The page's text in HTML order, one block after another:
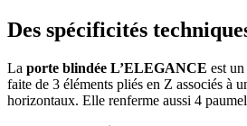
Des spécificités
La porte blindée L’ELEGANCE est
faite de 3 éléments pliés en Z associés à
horizontaux. Elle renferme aussi 4